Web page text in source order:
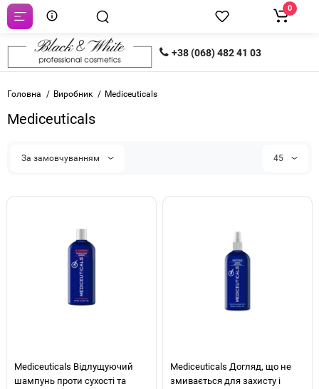
+38 (068) 482 41 03
0
Головна Виробник Mediceuticals
Mediceuticals
За замовчуванням 45
Mediceuticals Відлущуючий
шампунь проти сухості та
Mediceuticals Догляд, що не
змивається для захисту і